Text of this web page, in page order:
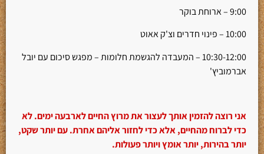
9:00 – ארוחת בוקר
10:00 – פינוי חדרים וצ'ק אאוט
10:30-12:00 – המעבדה להגשמת חלומות – מפגש סיכום עם יובל
אברמוביץ'
אני רוצה להזמין אותך לעצור את מרוץ החיים לארבעה ימים. לא
כדי לברוח מהחיים, אלא כדי לחזור אליהם אחרת. עם יותר שקט,
יותר בהירות, יותר אומץ ויותר פעולות.